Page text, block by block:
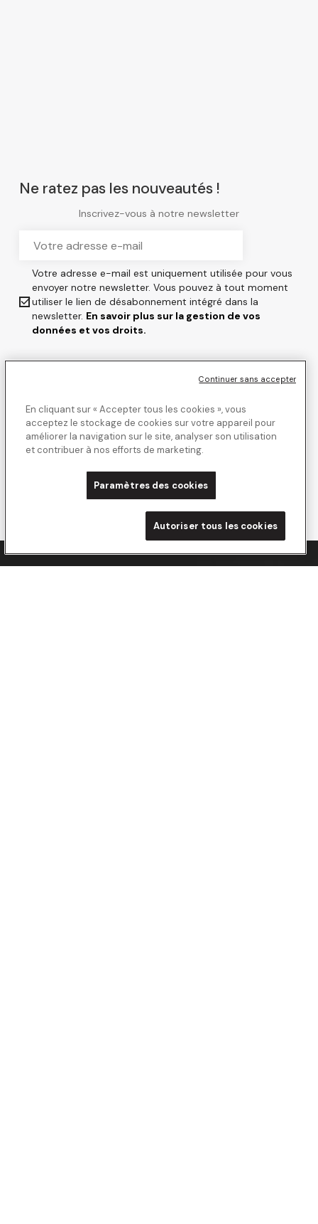
Ne ratez pas les nouveautés !
Inscrivez-vous à notre newsletter

Votre adresse e-mail est uniquement utilisée pour vous
envoyer notre newsletter. Vous pouvez à tout moment
utiliser le lien de désabonnement intégré dans la
newsletter. En savoir plus sur la gestion de vos
données et vos droits.
En cliquant sur « Accepter tous les cookies », vous
acceptez le stockage de cookies sur votre appareil pour
améliorer la navigation sur le site, analyser son utilisation
et contribuer à nos efforts de marketing.
Paramètres des cookies
Autoriser tous les cookies
Continuer sans accepter